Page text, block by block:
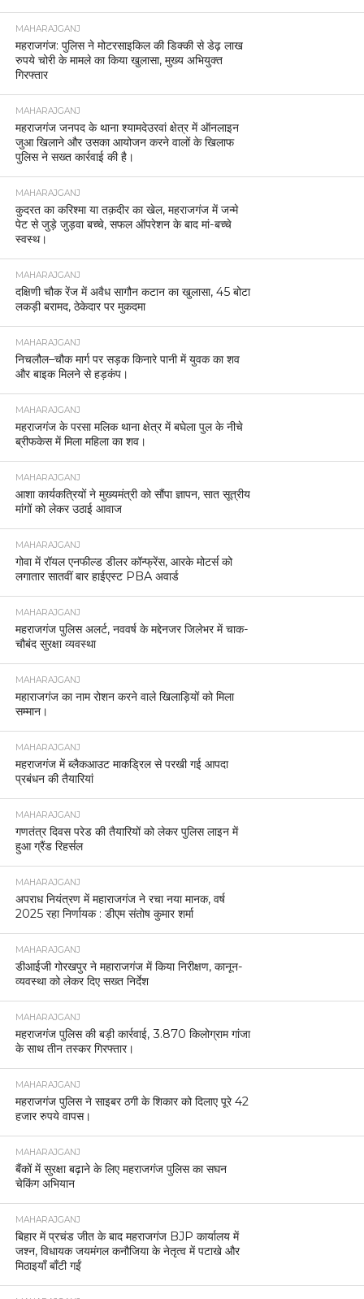
MAHARAJGANJ
महराजगंज: पुलिस ने मोटरसाइकिल की डिक्की से डेढ़ लाख
रुपये चोरी के मामले का किया खुलासा, मुख्य अभियुक्त
गिरफ्तार
MAHARAJGANJ
महराजगंज जनपद के थाना श्यामदेउरवां क्षेत्र में ऑनलाइन
जुआ खिलाने और उसका आयोजन करने वालों के खिलाफ
पुलिस ने सख्त कार्रवाई की है।
MAHARAJGANJ
कुदरत का करिश्मा या तक़दीर का खेल, महराजगंज में जन्मे
पेट से जुड़े जुड़वा बच्चे, सफल ऑपरेशन के बाद मां-बच्चे
स्वस्थ।
MAHARAJGANJ
दक्षिणी चौक रेंज में अवैध सागौन कटान का खुलासा, 45 बोटा
लकड़ी बरामद, ठेकेदार पर मुकदमा
MAHARAJGANJ
निचलौल–चौक मार्ग पर सड़क किनारे पानी में युवक का शव
और बाइक मिलने से हड़कंप।
MAHARAJGANJ
महराजगंज के परसा मलिक थाना क्षेत्र में बघेला पुल के नीचे
ब्रीफकेस में मिला महिला का शव।
MAHARAJGANJ
आशा कार्यकत्रियों ने मुख्यमंत्री को सौंपा ज्ञापन, सात सूत्रीय
मांगों को लेकर उठाई आवाज
MAHARAJGANJ
गोवा में रॉयल एनफील्ड डीलर कॉन्फ्रेंस, आरके मोटर्स को
लगातार सातवीं बार हाईएस्ट PBA अवार्ड
MAHARAJGANJ
महराजगंज पुलिस अलर्ट, नववर्ष के मद्देनजर जिलेभर में चाक-
चौबंद सुरक्षा व्यवस्था
MAHARAJGANJ
महाराजगंज का नाम रोशन करने वाले खिलाड़ियों को मिला
सम्मान।
MAHARAJGANJ
महराजगंज में ब्लैकआउट माकड्रिल से परखी गई आपदा
प्रबंधन की तैयारियां
MAHARAJGANJ
गणतंत्र दिवस परेड की तैयारियों को लेकर पुलिस लाइन में
हुआ ग्रैंड रिहर्सल
MAHARAJGANJ
अपराध नियंत्रण में महाराजगंज ने रचा नया मानक, वर्ष
2025 रहा निर्णायक : डीएम संतोष कुमार शर्मा
MAHARAJGANJ
डीआईजी गोरखपुर ने महाराजगंज में किया निरीक्षण, कानून-
व्यवस्था को लेकर दिए सख्त निर्देश
MAHARAJGANJ
महराजगंज पुलिस की बड़ी कार्रवाई, 3.870 किलोग्राम गांजा
के साथ तीन तस्कर गिरफ्तार।
MAHARAJGANJ
महराजगंज पुलिस ने साइबर ठगी के शिकार को दिलाए पूरे 42
हजार रुपये वापस।
MAHARAJGANJ
बैंकों में सुरक्षा बढ़ाने के लिए महराजगंज पुलिस का सघन
चेकिंग अभियान
MAHARAJGANJ
बिहार में प्रचंड जीत के बाद महराजगंज BJP कार्यालय में
जश्न, विधायक जयमंगल कनौजिया के नेतृत्व में पटाखे और
मिठाइयाँ बाँटी गईं